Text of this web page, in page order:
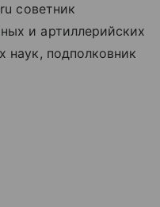
советник
и артиллерийских
наук, подполковник